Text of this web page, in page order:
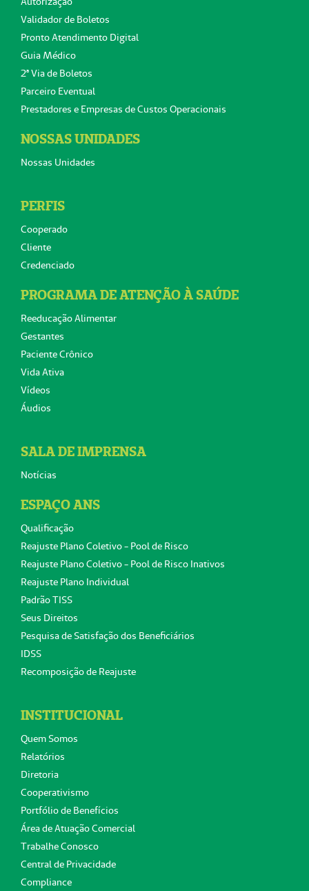
Validador de Boletos
Pronto Atendimento Digital
Guia Médico
2ª Via de Boletos
Parceiro Eventual
Prestadores e Empresas de Custos Operacionais
NOSSAS UNIDADES
Nossas Unidades
PERFIS
Cooperado
Cliente
Credenciado
PROGRAMA DE ATENÇÃO À SAÚDE
Reeducação Alimentar
Gestantes
Paciente Crônico
Vida Ativa
Vídeos
Áudios
SALA DE IMPRENSA
Notícias
ESPAÇO ANS
Qualificação
Reajuste Plano Coletivo - Pool de Risco
Reajuste Plano Coletivo - Pool de Risco Inativos
Reajuste Plano Individual
Padrão TISS
Seus Direitos
Pesquisa de Satisfação dos Beneficiários
IDSS
Recomposição de Reajuste
INSTITUCIONAL
Quem Somos
Relatórios
Diretoria
Cooperativismo
Portfólio de Benefícios
Área de Atuação Comercial
Trabalhe Conosco
Central de Privacidade
Compliance